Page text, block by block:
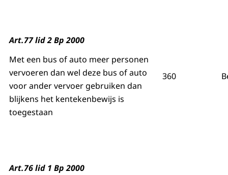
Art.77 lid 2 Bp 2000
Met een bus of auto meer personen
vervoeren dan wel deze bus of auto
voor ander vervoer gebruiken dan
blijkens het kentekenbewijs is
toegestaan
360
Art.76 lid 1 Bp 2000